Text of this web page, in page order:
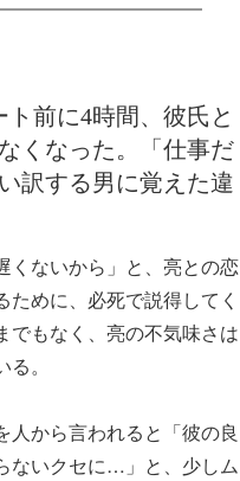
ト前に4時間、彼氏と
くなった。「仕事だ
訳する男に覚えた違
くないから」と、亮との恋
ために、必死で説得してく
でもなく、亮の不気味さは
。
人から言われると「彼の良
ないクセに…」と、少しム